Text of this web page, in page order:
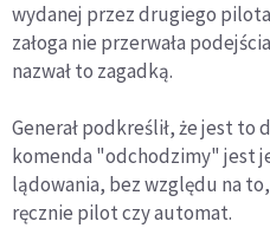
wydanej przez drugiego
załoga nie przerwała
nazwał to zagadką.
Generał podkreślił, że jest to
komenda "odchodzimy" jest
lądowania, bez względu na
ręcznie pilot czy automat.